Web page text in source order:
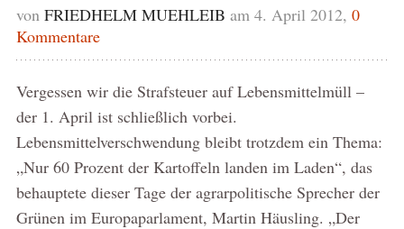
von FRIEDHELM MUEHLEIB am 4. April 2012, 0
Kommentare
Vergessen wir die Strafsteuer auf Lebensmittelmüll –
der 1. April ist schließlich vorbei.
Lebensmittelverschwendung bleibt trotzdem ein Thema:
„Nur 60 Prozent der Kartoffeln landen im Laden“, das
behauptete dieser Tage der agrarpolitische Sprecher der
Grünen im Europaparlament, Martin Häusling. „Der